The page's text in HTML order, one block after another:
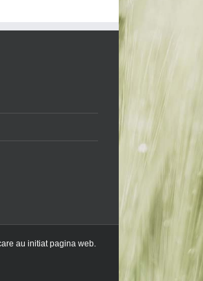
au initiat pagina web.